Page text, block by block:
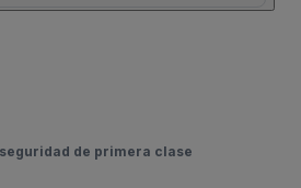
de primera clase